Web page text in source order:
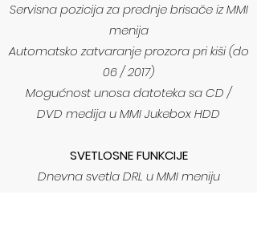
Servisna pozicija za prednje brisače iz MMI
menija
Automatsko zatvaranje prozora pri kiši (do
06 / 2017)
Mogućnost unosa datoteka sa CD /
DVD medija u MMI Jukebox HDD
SVETLOSNE FUNKCIJE
Dnevna svetla DRL u MMI meniju